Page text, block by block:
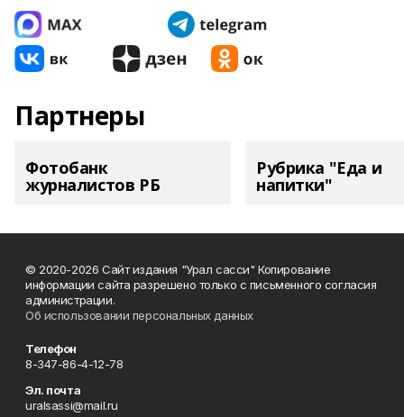
Партнеры
Фотобанк
журналистов РБ
Рубрика "Еда и
напитки"
© 2020-2026 Сайт издания "Урал сасси" Копирование
информации сайта разрешено только с письменного согласия
администрации.
Об использовании персональных данных
Телефон
8-347-86-4-12-78
Эл. почта
uralsassi@mail.ru